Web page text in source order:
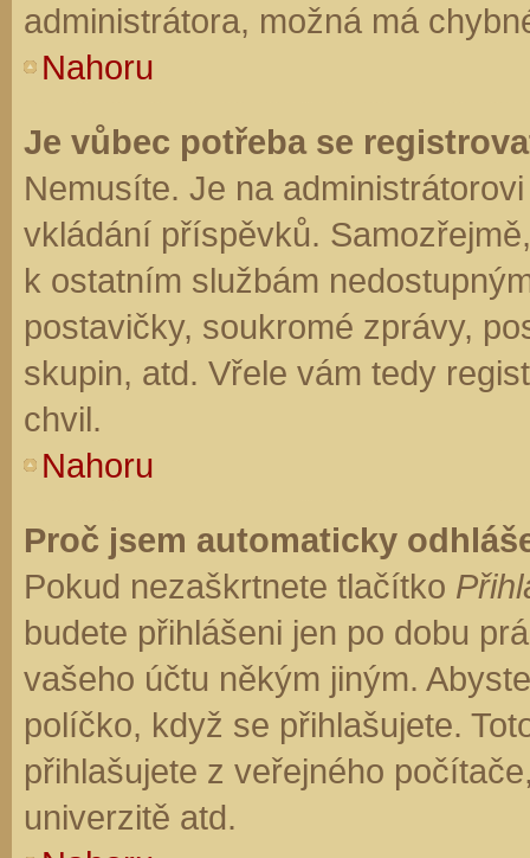
administrátora, možná má
Nahoru
Je vůbec potřeba se
Nemusíte. Je na
vkládání příspěvků.
k ostatním službám
postavičky, soukromé zprávy,
skupin, atd. Vřele vám tedy
chvil.
Nahoru
Proč jsem automaticky
Pokud nezaškrtnete tlačítko
budete přihlášeni jen po dobu
vašeho účtu někým jiným.
políčko, když se přihlašujete.
přihlašujete z veřejného
univerzitě atd.